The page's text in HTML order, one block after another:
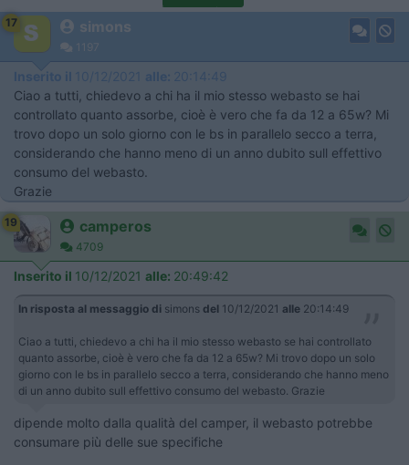
17 simons
1197
Inserito il 10/12/2021 alle: 20:14:49
Ciao a tutti, chiedevo a chi ha il mio stesso webasto se hai
controllato quanto assorbe, cioè è vero che fa da 12 a 65w? Mi
trovo dopo un solo giorno con le bs in parallelo secco a terra,
considerando che hanno meno di un anno dubito sull effettivo
consumo del webasto.
Grazie
19 camperos
4709
Inserito il 10/12/2021 alle: 20:49:42
In risposta al messaggio di simons del 10/12/2021 alle 20:14:49
Ciao a tutti, chiedevo a chi ha il mio stesso webasto se hai controllato
quanto assorbe, cioè è vero che fa da 12 a 65w? Mi trovo dopo un solo
giorno con le bs in parallelo secco a terra, considerando che hanno meno
di un anno dubito sull effettivo consumo del webasto. Grazie
dipende molto dalla qualità del camper, il webasto potrebbe
consumare più delle sue specifiche